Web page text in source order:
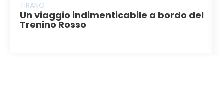
TIRANO
Un viaggio indimenticabile a bordo del
Trenino Rosso